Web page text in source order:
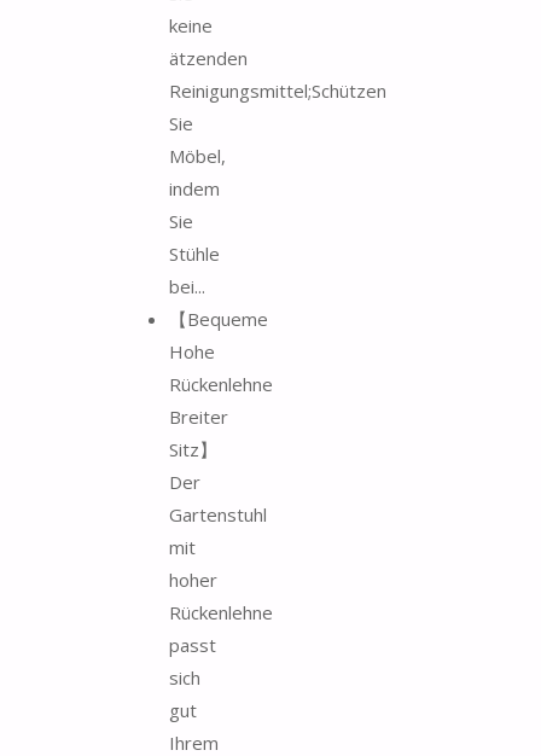
keine
ätzenden
Reinigungsmittel;Schützen
Sie
Möbel,
indem
Sie
Stühle
bei...
【Bequeme
Hohe
Rückenlehne
Breiter
Sitz】
Der
Gartenstuhl
mit
hoher
Rückenlehne
passt
sich
gut
Ihrem